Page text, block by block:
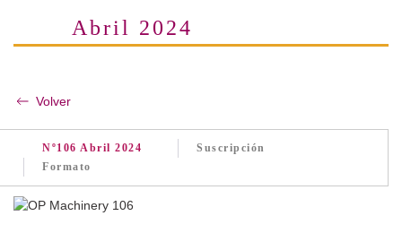
Abril 2024
Volver
Nº106 Abril 2024
Suscripción
Formato